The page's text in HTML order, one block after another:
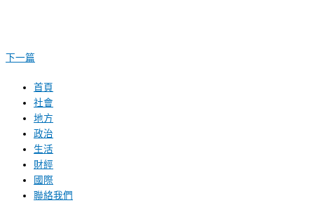
下一篇
首頁
社會
地方
政治
生活
財經
國際
聯絡我們